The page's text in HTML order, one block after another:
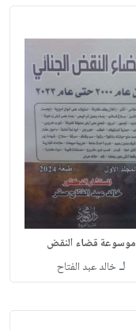
موسوعة قضاء النقض
لـخالد عبد الفتاح